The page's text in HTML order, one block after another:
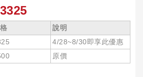
說明
4/28~8/30即享此優惠
原價